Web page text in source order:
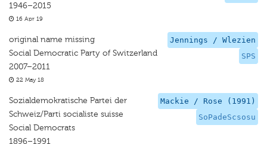
1946–2015
16 Apr 19
Jennings / Wlezien
SPS
original name missing
Social Democratic Party of Switzerland
2007–2011
22 May 18
Mackie / Rose (1991)
SoPadeScsosu
Sozialdemokratische Partei der
Schweiz/Parti socialiste suisse
Social Democrats
1896–1991